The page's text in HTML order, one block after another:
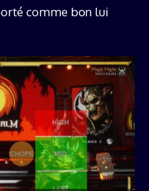
comme bon lui